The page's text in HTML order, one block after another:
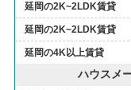
延岡の2K~2LDK賃貸
延岡の2K~2LDK賃貸
延岡の4K以上賃貸
ハウスメ